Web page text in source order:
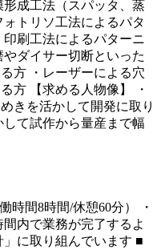
成工法（スパッタ、蒸
トリソ工法によるパタ
刷工法によるパターニ
ダイサー切断といった
方 ・レーザーによる穴
方 【求める人物像】 ・
きを活かして開発に取り
て試作から量産まで幅
時間8時間/休憩60分） ・
内で業務が完了するよ
に取り組んでいます ■